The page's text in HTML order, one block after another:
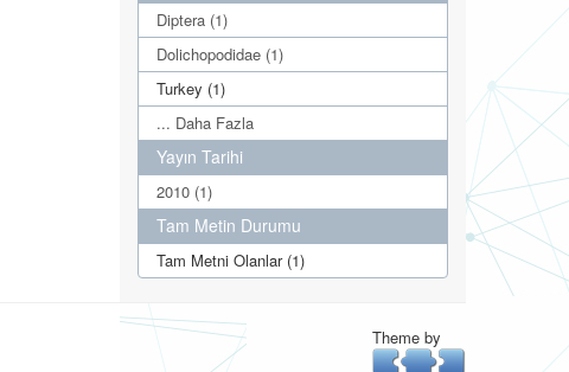
Diptera (1)
Dolichopodidae (1)
Turkey (1)
... Daha Fazla
Yayın Tarihi
2010 (1)
Tam Metin Durumu
Tam Metni Olanlar (1)
Theme by